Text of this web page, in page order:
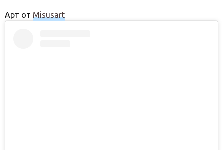
Арт от Misusart